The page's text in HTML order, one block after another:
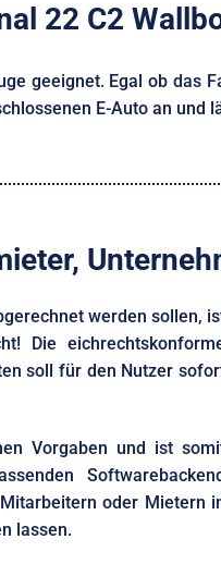
22 C2
geeignet. Egal ob das
E-Auto an
werden sollen,
Die
soll für den Nutzer
Vorgaben und ist
oder Mietern
lassen.